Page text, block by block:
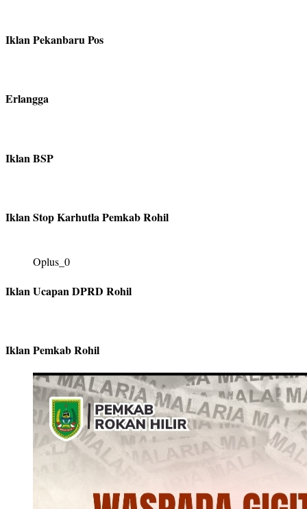
Iklan Pekanbaru Pos
Erlangga
Iklan BSP
Iklan Stop Karhutla Pemkab Rohil
Oplus_0
Iklan Ucapan DPRD Rohil
Iklan Pemkab Rohil